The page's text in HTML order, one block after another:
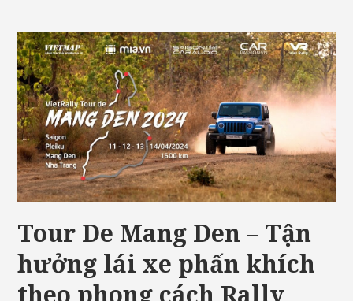
Tour De Mang Den – Tận
hưởng lái xe phấn khích
theo phong cách Rally